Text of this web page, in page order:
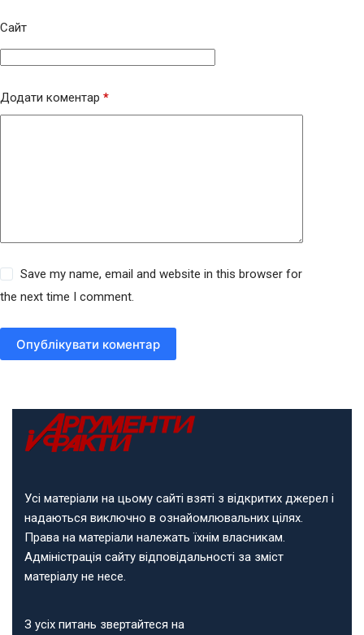
Сайт
Додати коментар *
Save my name, email and website in this browser for
the next time I comment.
Опублікувати коментар
Усі матеріали на цьому сайті взяті з відкритих джерел і
надаються виключно в ознайомлювальних цілях.
Права на матеріали належать їхнім власникам.
Адміністрація сайту відповідальності за зміст
матеріалу не несе.
З усіх питань звертайтеся на